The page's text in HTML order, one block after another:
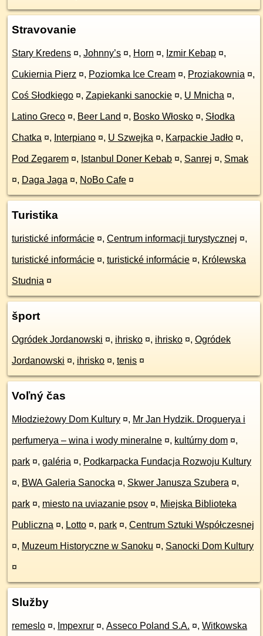
Stravovanie
Stary Kredens ¤, Johnny’s ¤, Horn ¤, Izmir Kebap ¤,
Cukiernia Pierz ¤, Poziomka Ice Cream ¤, Proziakownia ¤,
Coś Słodkiego ¤, Zapiekanki sanockie ¤, U Mnicha ¤,
Latino Greco ¤, Beer Land ¤, Bosko Włosko ¤, Słodka
Chatka ¤, Interpiano ¤, U Szwejka ¤, Karpackie Jadło ¤,
Pod Zegarem ¤, Istanbul Doner Kebab ¤, Sanrej ¤, Smak
¤, Daga Jaga ¤, NoBo Cafe ¤
Turistika
turistické informácie ¤, Centrum informacji turystycznej ¤,
turistické informácie ¤, turistické informácie ¤, Królewska
Studnia ¤
šport
Ogródek Jordanowski ¤, ihrisko ¤, ihrisko ¤, Ogródek
Jordanowski ¤, ihrisko ¤, tenis ¤
Voľný čas
Młodzieżowy Dom Kultury ¤, Mr Jan Hydzik. Droguerya i
perfumerya – wina i wody mineralne ¤, kultúrny dom ¤,
park ¤, galéria ¤, Podkarpacka Fundacja Rozwoju Kultury
¤, BWA Galeria Sanocka ¤, Skwer Janusza Szubera ¤,
park ¤, miesto na uviazanie psov ¤, Miejska Biblioteka
Publiczna ¤, Lotto ¤, park ¤, Centrum Sztuki Współczesnej
¤, Muzeum Historyczne w Sanoku ¤, Sanocki Dom Kultury
¤
Služby
remeslo ¤, Impexrur ¤, Asseco Poland S.A. ¤, Witkowska